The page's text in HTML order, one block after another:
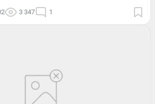
3 347 1